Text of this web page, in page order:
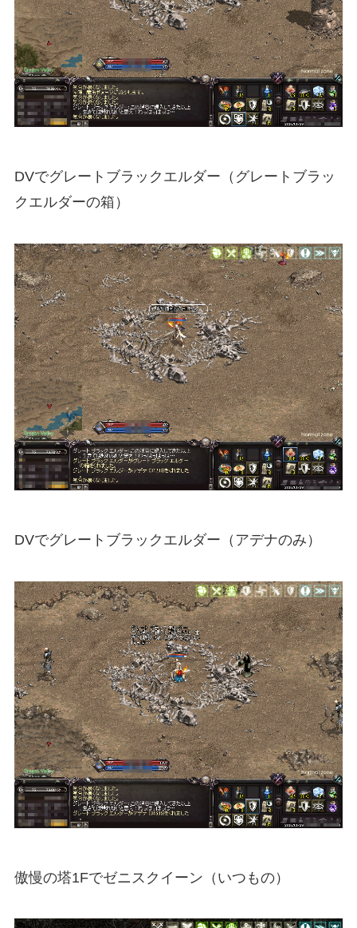
DVでグレートブラックエルダー（グレートブラッ
クエルダーの箱）
DVでグレートブラックエルダー（アデナのみ）
傲慢の塔1Fでゼニスクイーン（いつもの）